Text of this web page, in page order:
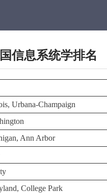
信息系统学排名
Urbana-Champaign
Ann Arbor
College Park